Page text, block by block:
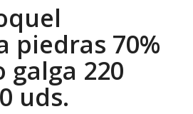
piedras 70%
galga 220
uds.